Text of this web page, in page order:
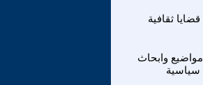
قضايا ثقافية
مواضيع وابحاث
سياسية